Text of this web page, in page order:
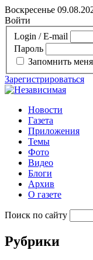
Воскресенье
Войти
Login / E-mail
Пароль
Запомнить меня
Зарегистрироваться
Новости
Газета
Приложения
Темы
Фото
Видео
Блоги
Архив
О газете
Поиск по сайту
Рубрики